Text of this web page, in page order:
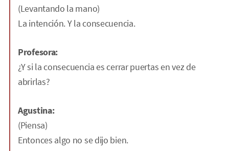
(Levantando la mano)
La intención. Y la consecuencia.
Profesora:
¿Y si la consecuencia es cerrar puertas en vez de
abrirlas?
Agustina:
(Piensa)
Entonces algo no se dijo bien.